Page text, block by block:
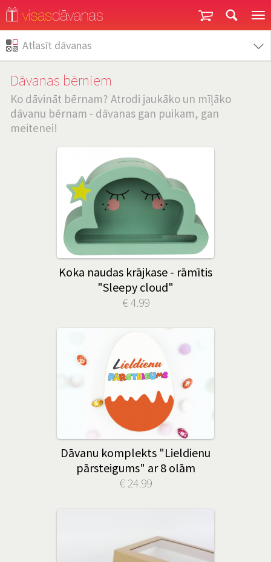
Atlasīt dāvanas
Dāvanas bērniem
Ko dāvināt bērnam? Atrodi jaukāko un mīļāko
dāvanu bērnam - dāvanas gan puikam, gan
meitenei!
Koka naudas krājkase - rāmītis
"Sleepy cloud"
€ 4.99
Dāvanu komplekts "Lieldienu
pārsteigums" ar 8 olām
€ 24.99